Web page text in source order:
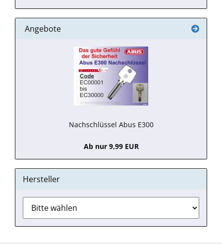
Angebote
Nachschlüssel Abus E300
Ab nur 9,99 EUR
Hersteller